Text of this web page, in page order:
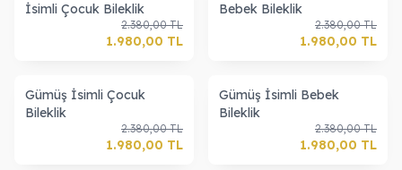
İsimli Çocuk Bileklik
2.380,00TL
1.980,00 TL
Bebek Bileklik
2.380,00TL
1.980,00 TL
Gümüş İsimli Çocuk
Bileklik
2.380,00TL
1.980,00 TL
Gümüş İsimli Bebek
Bileklik
2.380,00TL
1.980,00 TL